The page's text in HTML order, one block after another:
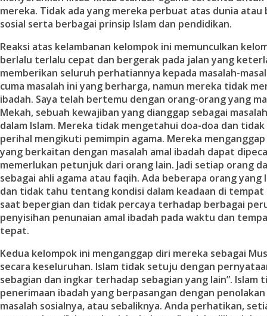
mereka. Tidak ada yang mereka perbuat atas dunia
sosial serta berbagai prinsip Islam dan pendidikan.
Reaksi atas kelambanan kelompok ini memunculkan
berlalu terlalu cepat dan bergerak pada jalan yang
memberikan seluruh perhatiannya kepada masalah-
cuma masalah ini yang berharga, namun mereka tidak
ibadah. Saya telah bertemu dengan orang-orang yang
Mekah, sebuah kewajiban yang dianggap sebagai
dalam Islam. Mereka tidak mengetahui doa-doa dan
perihal mengikuti pemimpin agama. Mereka menganggap
yang berkaitan dengan masalah amal ibadah dapat
memerlukan petunjuk dari orang lain. Jadi setiap orang
sebagai ahli agama atau faqih. Ada beberapa orang yang
dan tidak tahu tentang kondisi dalam keadaan di
saat bepergian dan tidak percaya terhadap berbagai
penyisihan penunaian amal ibadah pada waktu dan
tepat.
Kedua kelompok ini menganggap diri mereka sebagai
secara keseluruhan. Islam tidak setuju dengan
sebagian dan ingkar terhadap sebagian yang lain”. Islam
penerimaan ibadah yang berpasangan dengan
masalah sosialnya, atau sebaliknya. Anda perhatikan,